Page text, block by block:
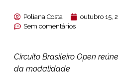
Poliana Costa outubro 15,
Sem comentários
Circuito Brasileiro Open
da modalidade